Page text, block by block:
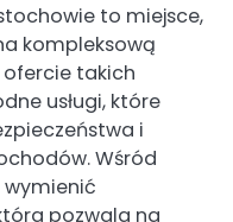
to miejsce,
kompleksową
ofercie takich
usługi, które
i
Wśród
wymienić
pozwala na